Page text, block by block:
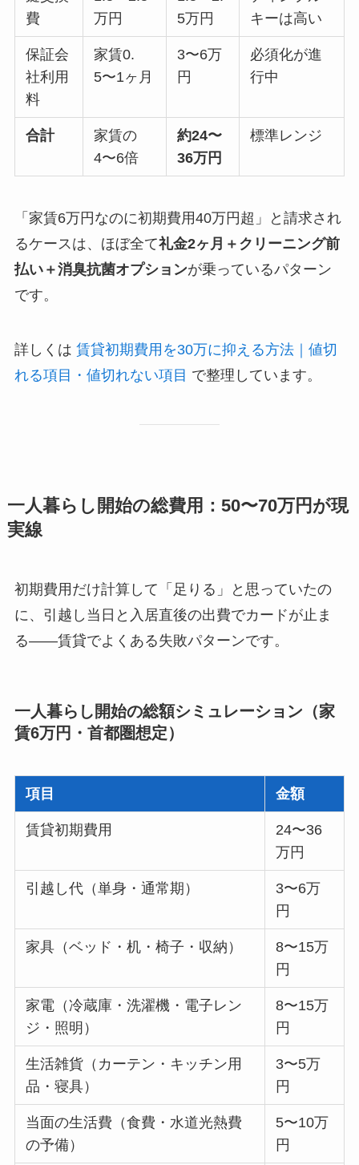
費
万円
5万円
キーは高い
保証会
社利用
料
家賃0.
5〜1ヶ月
3〜6万
円
必須化が進
行中
合計
家賃の
4〜6倍
約24〜
36万円
標準レンジ
「家賃6万円なのに初期費用40万円超」と請求され
るケースは、ほぼ全て礼金2ヶ月＋クリーニング前
払い＋消臭抗菌オプションが乗っているパターン
です。
詳しくは 賃貸初期費用を30万に抑える方法｜値切
れる項目・値切れない項目 で整理しています。
一人暮らし開始の総費用：50〜70万円が現
実線
初期費用だけ計算して「足りる」と思っていたの
に、引越し当日と入居直後の出費でカードが止ま
る——賃貸でよくある失敗パターンです。
一人暮らし開始の総額シミュレーション（家
賃6万円・首都圏想定）
項目 金額
賃貸初期費用
24〜36
万円
引越し代（単身・通常期）
3〜6万
円
家具（ベッド・机・椅子・収納）
8〜15万
円
家電（冷蔵庫・洗濯機・電子レン
ジ・照明）
8〜15万
円
生活雑貨（カーテン・キッチン用
品・寝具）
3〜5万
円
当面の生活費（食費・水道光熱費
の予備）
5〜10万
円